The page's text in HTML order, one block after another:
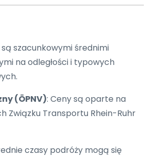
szacunkowymi średnimi
na odległości i typowych
(ÖPNV): Ceny są oparte na
Związku Transportu Rhein-Ruhr
czasy podróży mogą się